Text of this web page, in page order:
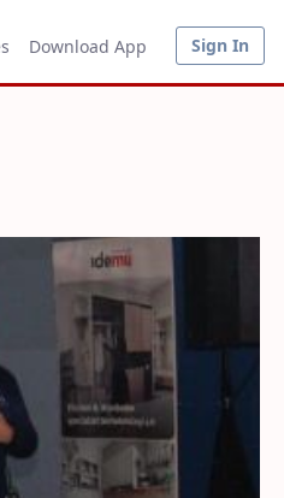
Download App Sign In